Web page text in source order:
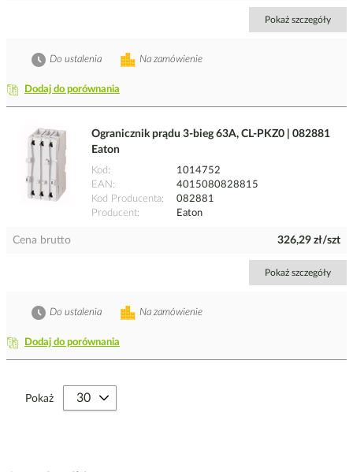
Pokaż szczegóły
Dodaj do porównania
Na zamówienie
Do ustalenia
Ogranicznik prądu 3-bieg 63A, CL-PKZ0 | 082881
Eaton
Kod
1014752
EAN
4015080828815
Kod Producenta
082881
Producent
Eaton
Cena brutto 326,29 zł/szt
Pokaż szczegóły
Dodaj do porównania
Na zamówienie
Do ustalenia
Pokaż